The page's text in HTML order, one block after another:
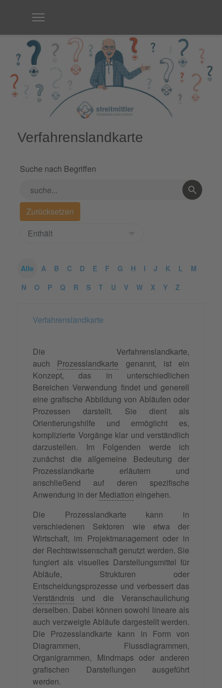
Verfahrenslandkarte
Suche nach Begriffen
Alle A B C D E F G H I J K L
M
N
O P Q R S T U V W X Y Z
Verfahrenslandkarte
Die Verfahrenslandkarte,
auch Prozesslandkarte genannt, ist ein
Konzept, das in unterschiedlichen
Bereichen Verwendung findet und generell
eine grafische Abbildung von Abläufen oder
Prozessen darstellt. Sie dient als
Orientierungshilfe und ermöglicht es,
komplizierte Vorgänge klar und verständlich
darzustellen. Im Folgenden werde ich
zunächst die allgemeine Bedeutung der
Prozesslandkarte erläutern und
anschließend auf deren spezifische
Anwendung in der Mediation eingehen.
Die Prozesslandkarte kann in
verschiedenen Sektoren wie etwa der
Wirtschaft, im Projektmanagement oder in
der Rechtswissenschaft genutzt werden. Sie
fungiert als visuelles Darstellungsmittel für
Abläufe, Strukturen oder
Entscheidungsprozesse und verbessert das
Verständnis und die Veranschaulichung
derselben. Dabei können sowohl lineare als
auch verzweigte Abläufe dargestellt werden.
Die Prozesslandkarte kann in Form von
Diagrammen, Flussdiagrammen,
Organigrammen, Mindmaps oder anderen
grafischen Darstellungen ausgeführt
werden.